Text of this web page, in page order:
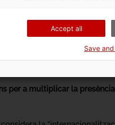
en mercats de l’art.
Mònica
per a multiplicar la
Accept all
Save